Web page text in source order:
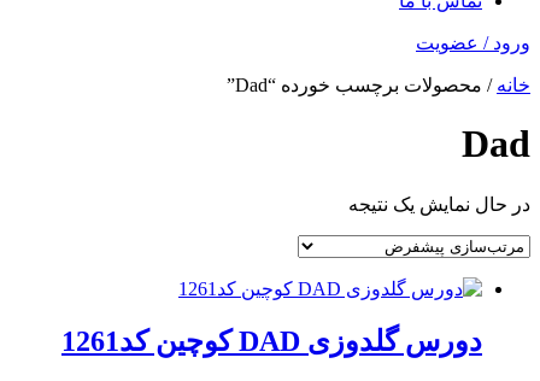
ورود / عضویت
خانه / محصولات برچسب خورده “Dad”
Dad
در حال نمایش یک نتیجه
دورس گلدوزی DAD کوچین کد1261